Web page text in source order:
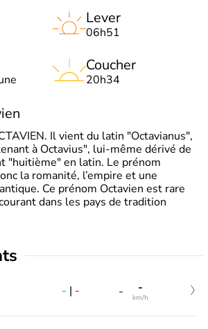
Lever
06h51
Coucher
20h34
Il vient du latin "Octavianus",
à Octavius", lui-même dérivé de
"huitième" en latin. Le prénom
la romanité, l’empire et une
Ce prénom Octavien est rare
dans les pays de tradition
- | - - -
km/h